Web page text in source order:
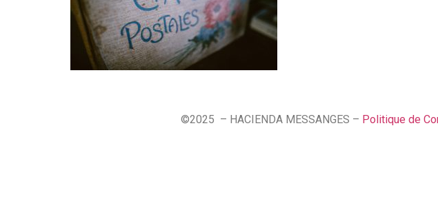
©2025 – HACIENDA MESSANGES – Politique de